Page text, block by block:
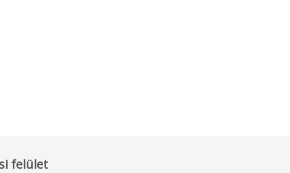
felület